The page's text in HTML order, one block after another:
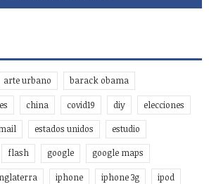
arte urbano barack obama
china covid19 diy elecciones
estados unidos estudio
flash google google maps
iphone iphone 3g ipod